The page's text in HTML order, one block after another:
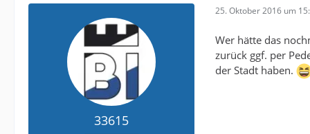
33615
25. Oktober 2016 um
Wer hätte das
zurück ggf. per
der Stadt haben.